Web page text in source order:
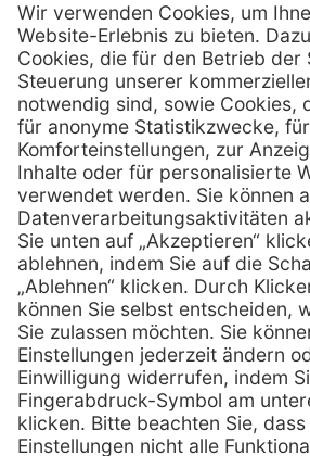
Firmensitz
Henry Schein Medical
Alt-Moabit 96 b
D-10559 Berlin
Telefon: 0800 - 888
Telefax: 0800 - 888
E-Mail: info @
Services
Fernwartung
Vorteile
Eigenmarke
Leasing
Techn. Service